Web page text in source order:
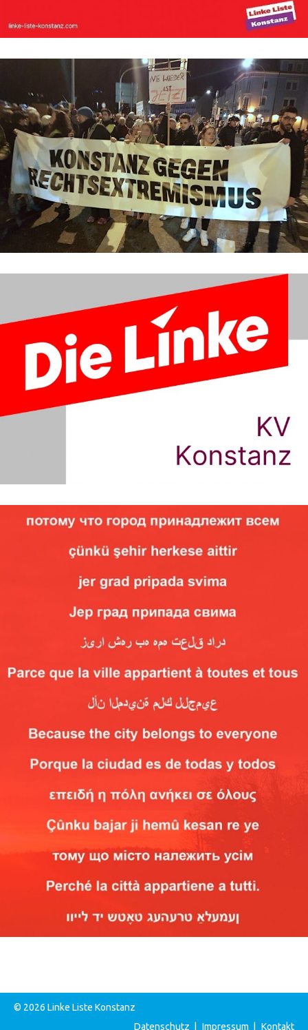
© 2026 Linke Liste Konstanz
Datenschutz | Impressum | Kontakt